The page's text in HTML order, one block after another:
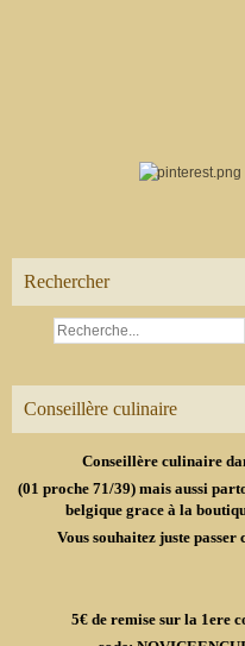
Rechercher
Conseillère culinaire
Conseillère culinaire
(01 proche 71/39) mais aussi
belgique grace à la
Vous souhaitez juste passer
5€ de remise sur la 1ere